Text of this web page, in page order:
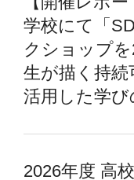
学校にて「
クショップ
生が描く持続
活用した学び
2026年度 高